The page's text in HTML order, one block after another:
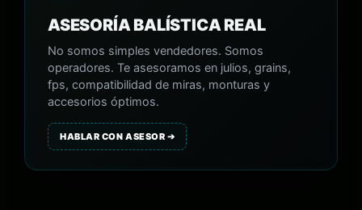
ASESORÍA BALÍSTICA REAL
No somos simples vendedores. Somos
operadores. Te asesoramos en julios, grains,
fps, compatibilidad de miras, monturas y
accesorios óptimos.
HABLAR CON ASESOR ➔